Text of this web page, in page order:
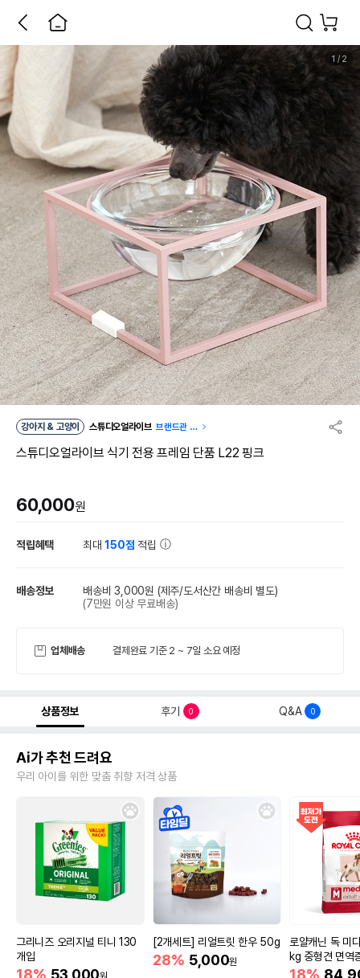
1 / 2
강아지 & 고양이 스튜디오얼라이브 브랜드관 이
스튜디오얼라이브 식기 전용 프레임 단품 L22 핑크
60,000원
적립혜택 최대150점 적립
배송정보 배송비 3,000원 (제주/도서산간 배송비 별도)
(7만원 이상 무료배송)
업체배송 결제완료 기준 2 ~ 7일 소요 예정
상품정보 후기 0 Q&A 0
Ai가 추천 드려요
우리 아이를 위한 맞춤 취향 저격 상품
그리니즈 오리지널 티니 130
개입
18% 53,000
[2개세트] 리얼트릿 한우 50g
28% 5,000원
로얄캐닌 독 미
kg 중형견 면역
18%